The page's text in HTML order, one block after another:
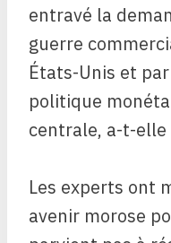
entravé la
guerre
États-Unis et
politique
centrale, a-t-elle
Les experts ont
avenir morose